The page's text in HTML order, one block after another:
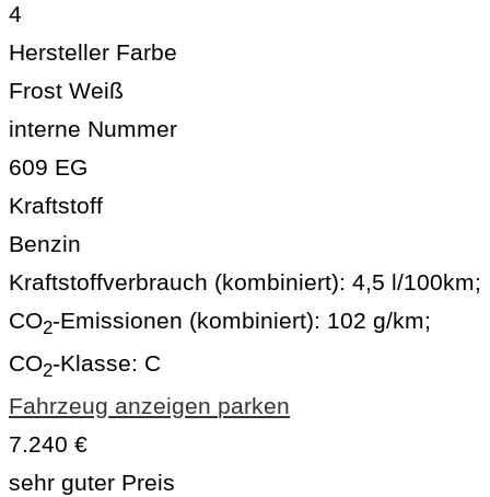
4
Hersteller Farbe
Frost Weiß
interne Nummer
609 EG
Kraftstoff
Benzin
Kraftstoffverbrauch (kombiniert): 4,5 l/100km;
CO2-Emissionen (kombiniert): 102 g/km;
CO2-Klasse: C
Fahrzeug anzeigen parken
7.240 €
sehr guter Preis